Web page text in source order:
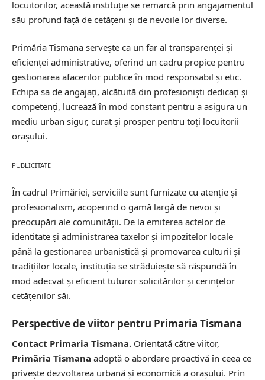
locuitorilor, această instituție se remarcă prin angajamentul
său profund față de cetățeni și de nevoile lor diverse.
Primăria Tismana servește ca un far al transparenței și
eficienței administrative, oferind un cadru propice pentru
gestionarea afacerilor publice în mod responsabil și etic.
Echipa sa de angajați, alcătuită din profesioniști dedicați și
competenți, lucrează în mod constant pentru a asigura un
mediu urban sigur, curat și prosper pentru toți locuitorii
orașului.
PUBLICITATE
În cadrul Primăriei, serviciile sunt furnizate cu atenție și
profesionalism, acoperind o gamă largă de nevoi și
preocupări ale comunității. De la emiterea actelor de
identitate și administrarea taxelor și impozitelor locale
până la gestionarea urbanistică și promovarea culturii și
tradițiilor locale, instituția se străduiește să răspundă în
mod adecvat și eficient tuturor solicitărilor și cerințelor
cetățenilor săi.
Perspective de viitor pentru Primaria Tismana
Contact Primaria Tismana. Orientată către viitor,
Primăria Tismana adoptă o abordare proactivă în ceea ce
privește dezvoltarea urbană și economică a orașului. Prin